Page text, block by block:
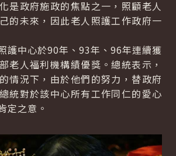
是政府施政的焦點之一，照顧老人
的未來，因此老人照護工作政府一
中心於90年、93年、96年連續獲
老人福利機構績優獎。總統表示，
情況下，由於他們的努力，替政府
統對於該中心所有工作同仁的愛心
定之意。